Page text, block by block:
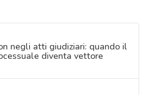
negli atti giudiziari: quando il
diventa vettore